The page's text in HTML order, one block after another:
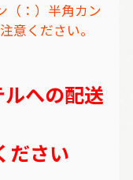
（：）半角カン
意ください。
ルへの配送
ださい